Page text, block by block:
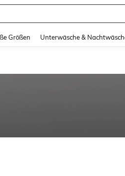
Größen Unterwäsche &